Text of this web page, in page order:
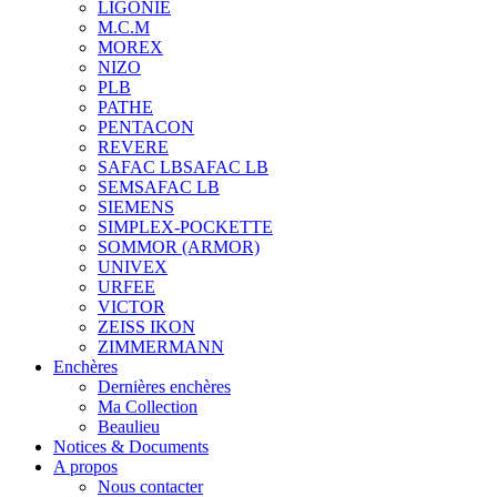
LIGONIE
M.C.M
MOREX
NIZO
PLB
PATHE
PENTACON
REVERE
SAFAC LBSAFAC LB
SEMSAFAC LB
SIEMENS
SIMPLEX-POCKETTE
SOMMOR (ARMOR)
UNIVEX
URFEE
VICTOR
ZEISS IKON
ZIMMERMANN
Enchères
Dernières enchères
Ma Collection
Beaulieu
Notices & Documents
A propos
Nous contacter